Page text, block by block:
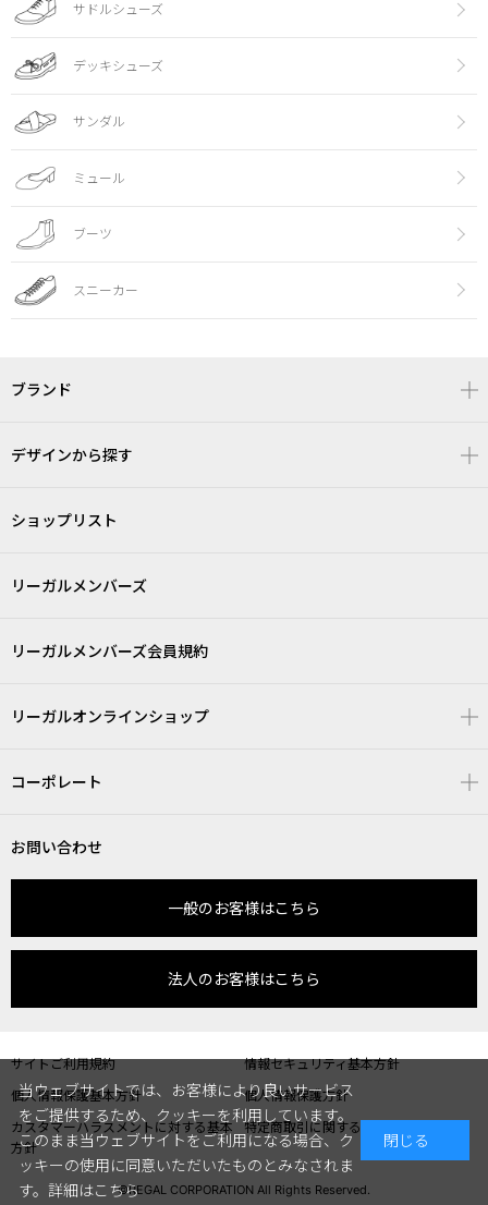
サドルシューズ
デッキシューズ
サンダル
ミュール
ブーツ
スニーカー
ブランド
デザインから探す
ショップリスト
リーガルメンバーズ
リーガルメンバーズ会員規約
リーガルオンラインショップ
コーポレート
お問い合わせ
一般のお客様はこちら
法人のお客様はこちら
サイトご利用規約
情報セキュリティ基本方針
個人情報保護基本方針
個人情報保護方針
カスタマーハラスメントに対する基本
方針
特定商取引に関する表記
©REGAL CORPORATION All Rights Reserved.
当ウェブサイトでは、お客様により良いサービス
をご提供するため、クッキーを利用しています。
このまま当ウェブサイトをご利用になる場合、ク
ッキーの使用に同意いただいたものとみなされま
す。 詳細はこちら
閉じる